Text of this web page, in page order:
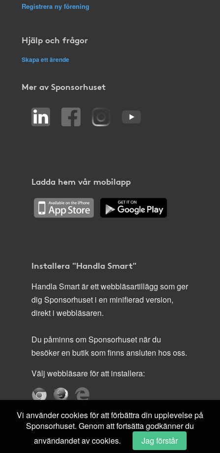
Registrera ny förening
Hjälp och frågor
Skapa ett ärende
Mer av Sponsorhuset
Ladda hem vår mobilapp
Installera "Handla Smart"
Handla Smart är ett webbläsartillägg som ger
dig Sponsorhuset i en minifierad version,
direkt i webbläsaren.
Du påminns om Sponsorhuset när du
besöker en butik som finns ansluten hos oss.
Välj webbläsare för att installera:
Vi använder cookies för att förbättra din upplevelse på
Sponsorhuset. Genom att fortsätta godkänner du
användandet av cookies.
Jag förstår